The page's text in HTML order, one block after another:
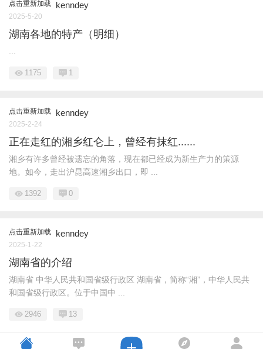
点击重新加载 kenndey
2025-5-20
湖南各地的特产（明细）
1175 1
点击重新加载 kenndey
2025-2-24
正在走红的湘乡红仑上，曾经有抹红......
湘乡有许多曾经被遗忘的角落，现在都已经成为新生产力的策源
地。如今，走出沪昆高速湘乡出口，即 ...
1392 0
点击重新加载 kenndey
2025-1-22
湖南省的介绍
湖南省 中华人民共和国省级行政区 湖南省，简称“湘”，中华人民共
和国省级行政区。位于中国中 ...
2946 13